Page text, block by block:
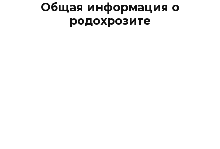
Общая информация о
родохрозите